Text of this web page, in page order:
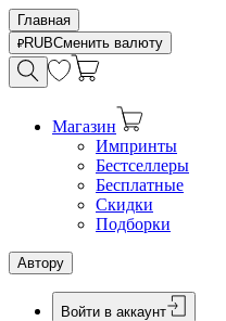
Главная
RUBСменить валюту
Магазин
Импринты
Бестселлеры
Бесплатные
Скидки
Подборки
Автору
Войти в аккаунт